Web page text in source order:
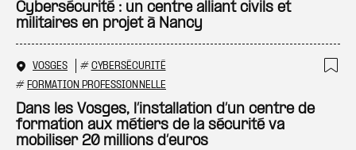
Cybersécurité : un centre alliant civils et
militaires en projet à Nancy
VOSGES # CYBERSÉCURITÉ
# FORMATION PROFESSIONNELLE
Dans les Vosges, l’installation d’un centre de
formation aux métiers de la sécurité va
mobiliser 20 millions d’euros